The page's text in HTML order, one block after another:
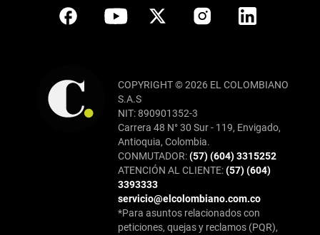
COPYRIGHT © 2026 EL COLOMBIANO
S.A.S
NIT: 890901352-3
Carrera 48 N° 30 Sur - 119, Envigado,
Antioquia, Colombia.
CONMUTADOR:(57) (604) 3315252
ATENCIÓN AL CLIENTE:(57) (604)
3393333
servicio@elcolombiano.com.co
*Para asuntos relacionados con
peticiones, quejas y reclamos (PQR),